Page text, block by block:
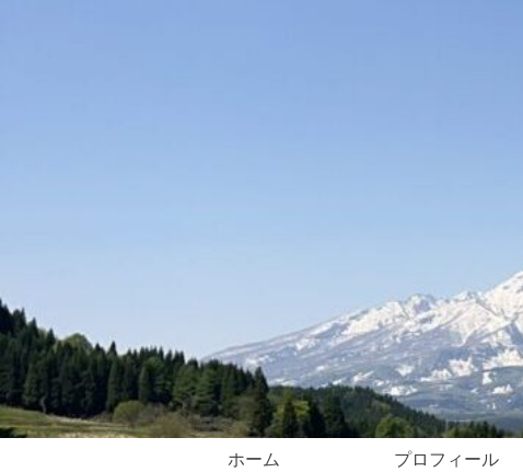
ホーム
プロフィール